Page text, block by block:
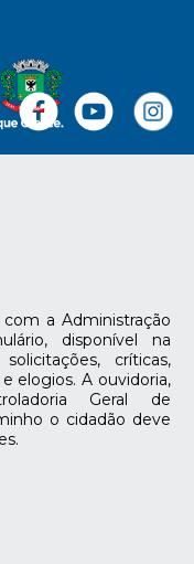
a Administração
disponível na
críticas,
elogios. A ouvidoria,
Geral de
o cidadão deve